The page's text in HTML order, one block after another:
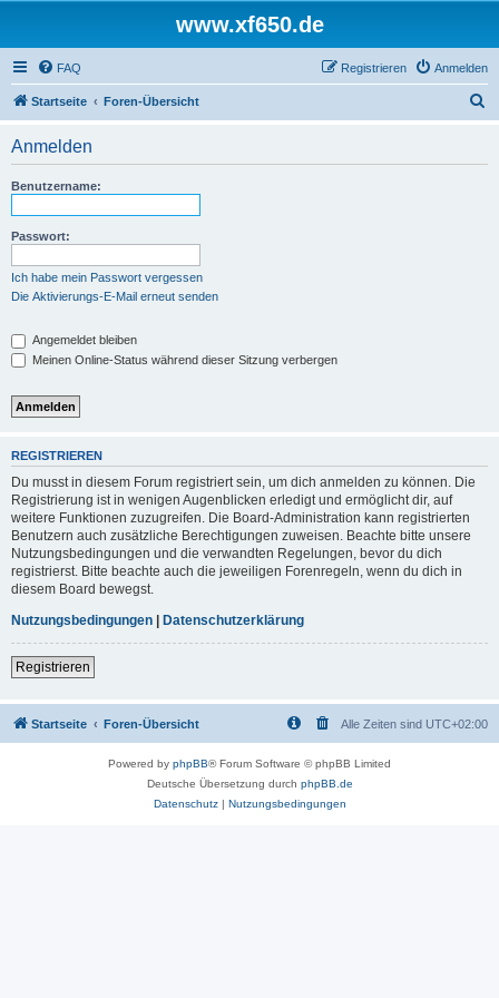
www.xf650.de
FAQ Anmelden
Registrieren
Startseite Foren-Übersicht
Anmelden
Benutzername:
Passwort:
Ich habe mein Passwort vergessen
Die Aktivierungs-E-Mail erneut senden
Angemeldet bleiben
Meinen Online-Status während dieser Sitzung verbergen
REGISTRIEREN
Du musst in diesem Forum registriert sein, um dich anmelden zu können. Die
Registrierung ist in wenigen Augenblicken erledigt und ermöglicht dir, auf
weitere Funktionen zuzugreifen. Die Board-Administration kann registrierten
Benutzern auch zusätzliche Berechtigungen zuweisen. Beachte bitte unsere
Nutzungsbedingungen und die verwandten Regelungen, bevor du dich
registrierst. Bitte beachte auch die jeweiligen Forenregeln, wenn du dich in
diesem Board bewegst.
Nutzungsbedingungen | Datenschutzerklärung
Registrieren
Startseite Foren-Übersicht Alle Zeiten sind UTC+02:00
Powered by phpBB® Forum Software © phpBB Limited
Deutsche Übersetzung durch phpBB.de
Datenschutz| Nutzungsbedingungen